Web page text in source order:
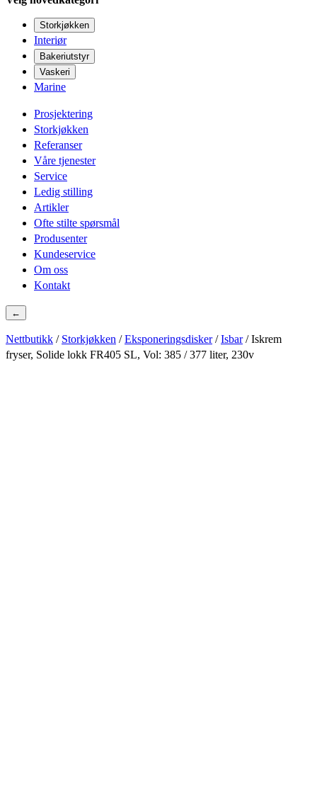
Storkjøkken
Interiør
Bakeriutstyr
Vaskeri
Marine
Prosjektering
Storkjøkken
Referanser
Våre tjenester
Service
Ledig stilling
Artikler
Ofte stilte spørsmål
Produsenter
Kundeservice
Om oss
Kontakt
←
Nettbutikk / Storkjøkken /Eksponeringsdisker/Isbar/ Iskrem
fryser, Solide lokk FR405 SL, Vol: 385 / 377 liter, 230v